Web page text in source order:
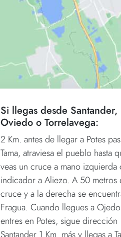
Si llegas desde Santander,
Oviedo o Torrelavega:
2 Km. antes de llegar a Potes
Tama, atraviesa el pueblo hasta
veas un cruce a mano izquierda
indicador a Aliezo. A 50 metros
cruce y a la derecha se
Fragua. Cuando llegues a
entres en Potes, sigue dirección